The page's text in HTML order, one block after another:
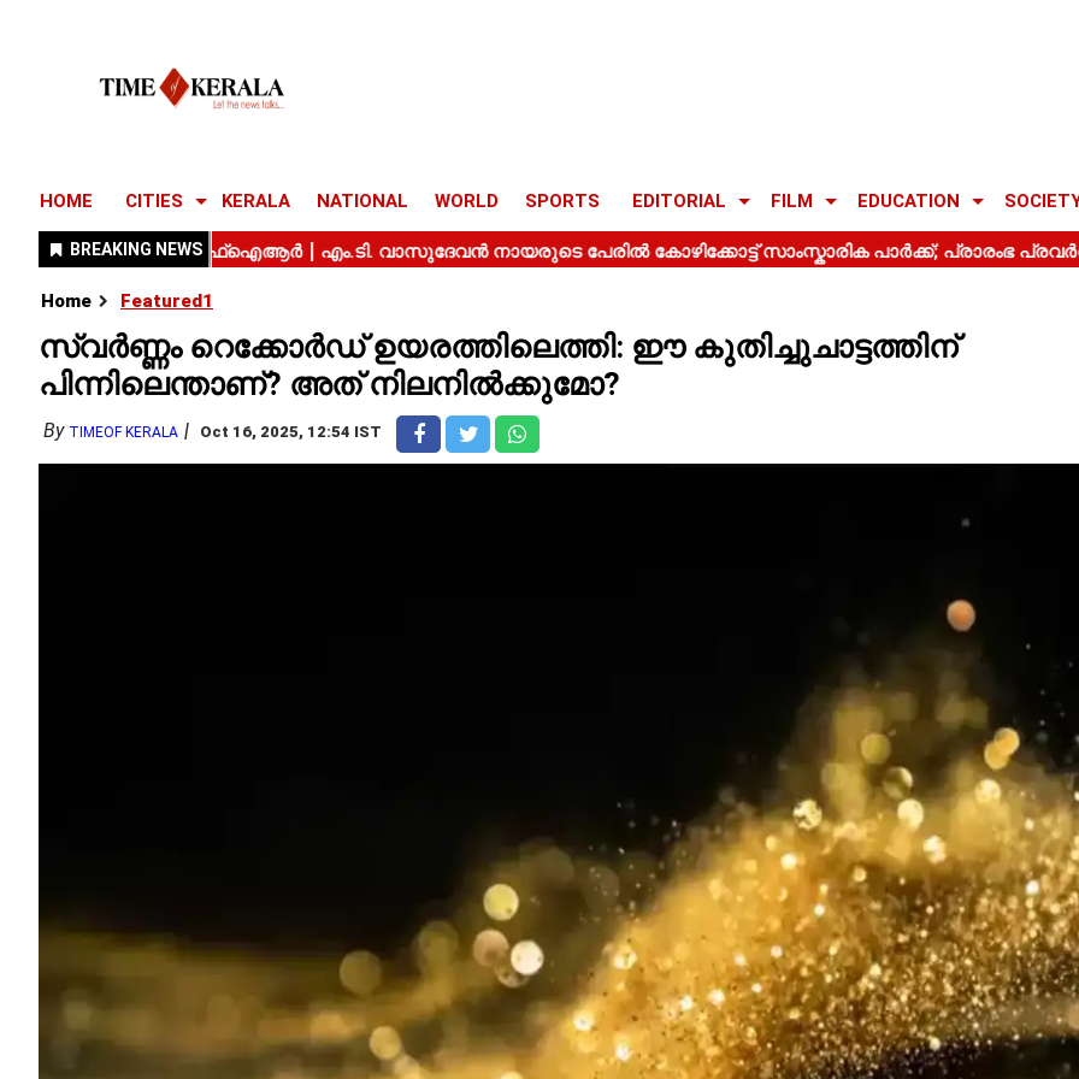
HOME CITIES KERALA NATIONAL WORLD SPORTS EDITORIAL FILM EDUCATION
Home Featured1
സ്വർണ്ണം റെക്കോർഡ് ഉയരത്തിലെത്തി: ഈ കുതിച്ചുചാട്ടത്തിന്
പിന്നിലെന്താണ്? അത് നിലനിൽക്കുമോ?
By TIMEOF KERALA Oct 16, 2025, 12:54 IST